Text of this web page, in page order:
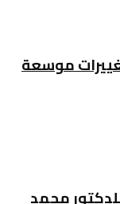
موسعة
محمد